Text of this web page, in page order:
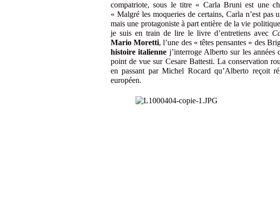
compatriote, sous le titre « Carla Bruni est une
« Malgré les moqueries de certains, Carla n’est pas
mais une protagoniste à part entière de la vie
je suis en train de lire le livre d’entretiens avec
Mario Moretti, l’une des « têtes pensantes » des
histoire italienne j’interroge Alberto sur les années
point de vue sur Cesare Battesti. La conservation
en passant par Michel Rocard qu’Alberto reçoit
européen.